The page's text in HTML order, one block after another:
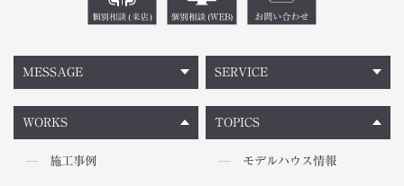
MESSAGE
WORKS
施工事例
TOPICS
モデルハウス情報
SERVICE